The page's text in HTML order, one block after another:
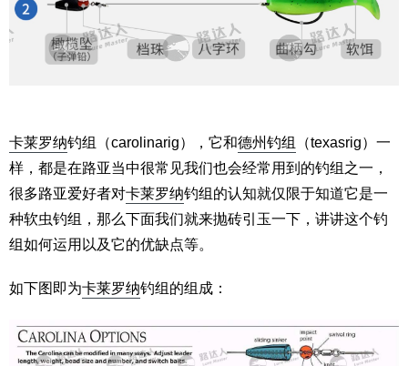
卡莱罗纳钓组（carolinarig），它和德州钓组
（texasrig）一
样，都是在路亚当中很常见我们也会经常用到的钓组之一，
很多路亚爱好者对卡莱罗纳钓组的认知就仅限于知道它是一
种软虫钓组，那么下面我们就来抛砖引玉一下，讲讲这个钓
组如何运用以及它的优缺点等。
如下图即为卡莱罗纳钓组的组成：